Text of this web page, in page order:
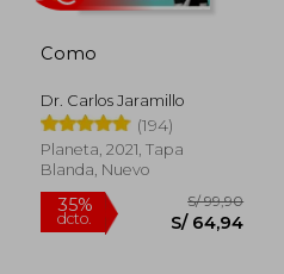
Rápido
Como
Dr. Carlos Jaramillo
(194)
Planeta, 2021, Tapa
Blanda, Nuevo